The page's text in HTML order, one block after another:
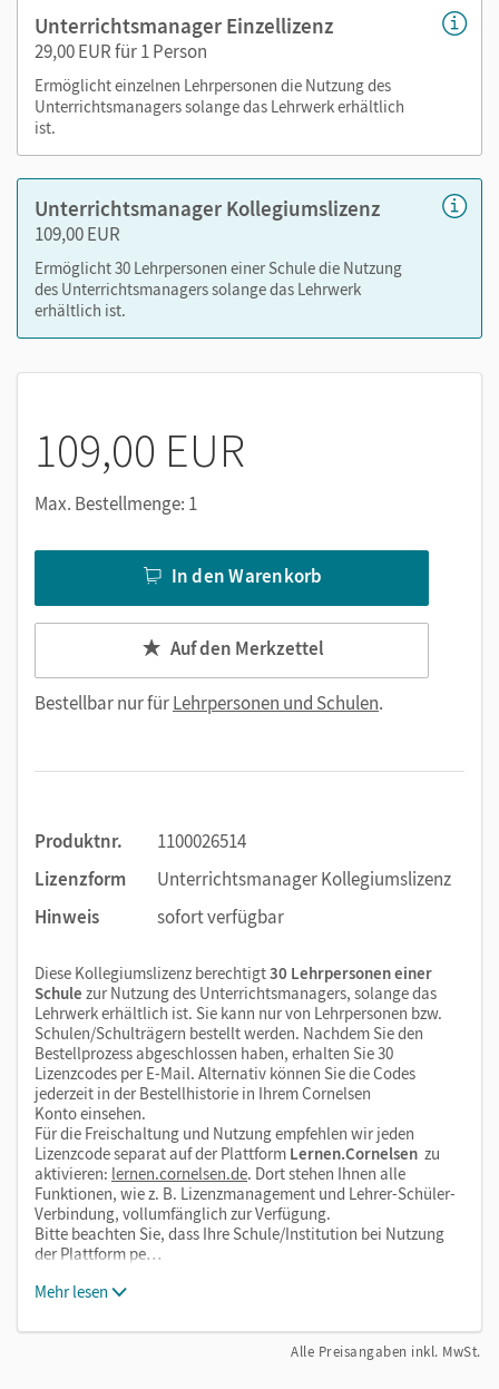
editierbarer Stoffverteilungsplan
Nutzen Sie den Unterrichtsmanager auf lernen.cornelsen.de
oder über die Cornelsen Lernen App.
Unterrichtsmanager Einzellizenz
29,00 EUR für 1 Person
Ermöglicht einzelnen Lehrpersonen die Nutzung des
Unterrichtsmanagers solange das Lehrwerk erhältlich
ist.
Unterrichtsmanager Kollegiumslizenz
109,00 EUR
Ermöglicht 30 Lehrpersonen einer Schule die Nutzung
des Unterrichtsmanagers solange das Lehrwerk
erhältlich ist.
109,00 EUR
Max. Bestellmenge: 1
In den Warenkorb
Auf den Merkzettel
Bestellbar nur fürLehrpersonen und Schulen.
Produktnr.
1100026514
Lizenzform
Unterrichtsmanager Kollegiumslizenz
Hinweis
sofort verfügbar
Diese Kollegiumslizenz berechtigt30 Lehrpersonen einer
Schule zur Nutzung des Unterrichtsmanagers, solange das
Lehrwerk erhältlich ist. Sie kann nur von Lehrpersonen bzw.
Schulen/Schulträgern bestellt werden. Nachdem Sie den
Bestellprozess abgeschlossen haben, erhalten Sie 30
Lizenzcodes per E-Mail. Alternativ können Sie die Codes
jederzeit in der Bestellhistorie in Ihrem Cornelsen
Konto einsehen.
Für die Freischaltung und Nutzung empfehlen wir jeden
Lizenzcode separat auf der Plattform Lernen.Cornelsen zu
aktivieren: lernen.cornelsen.de. Dort stehen Ihnen alle
Funktionen, wie z. B. Lizenzmanagement und Lehrer-Schüler-
Verbindung, vollumfänglich zur Verfügung.
Bitte beachten Sie, dass Ihre Schule/Institution bei Nutzung
der Plattform pe…
Mehr lesen
Alle Preisangaben inkl. MwSt.